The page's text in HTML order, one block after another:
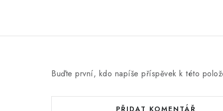
Buďte první, kdo napíše příspěvek k této
PŘIDAT KOMENTÁŘ